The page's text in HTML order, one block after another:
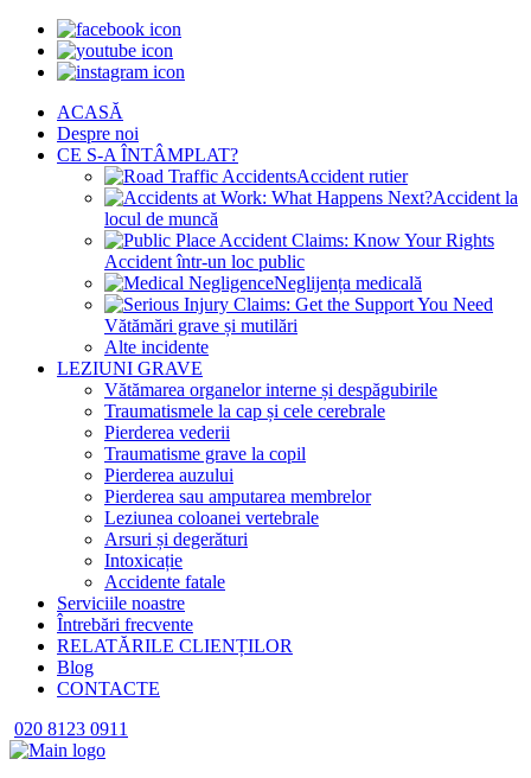
ACASĂ
Despre noi
CE S-A ÎNTÂMPLAT?
Accident rutier
Accident la
locul de muncă
Accident într-un loc public
Neglijența medicală
Vătămări grave și mutilări
Alte incidente
LEZIUNI GRAVE
Vătămarea organelor interne și despăgubirile
Traumatismele la cap și cele cerebrale
Pierderea vederii
Traumatisme grave la copil
Pierderea auzului
Pierderea sau amputarea membrelor
Leziunea coloanei vertebrale
Arsuri și degerături
Intoxicație
Accidente fatale
Serviciile noastre
Întrebări frecvente
RELATĂRILE CLIENȚILOR
Blog
CONTACTE
020 8123 0911